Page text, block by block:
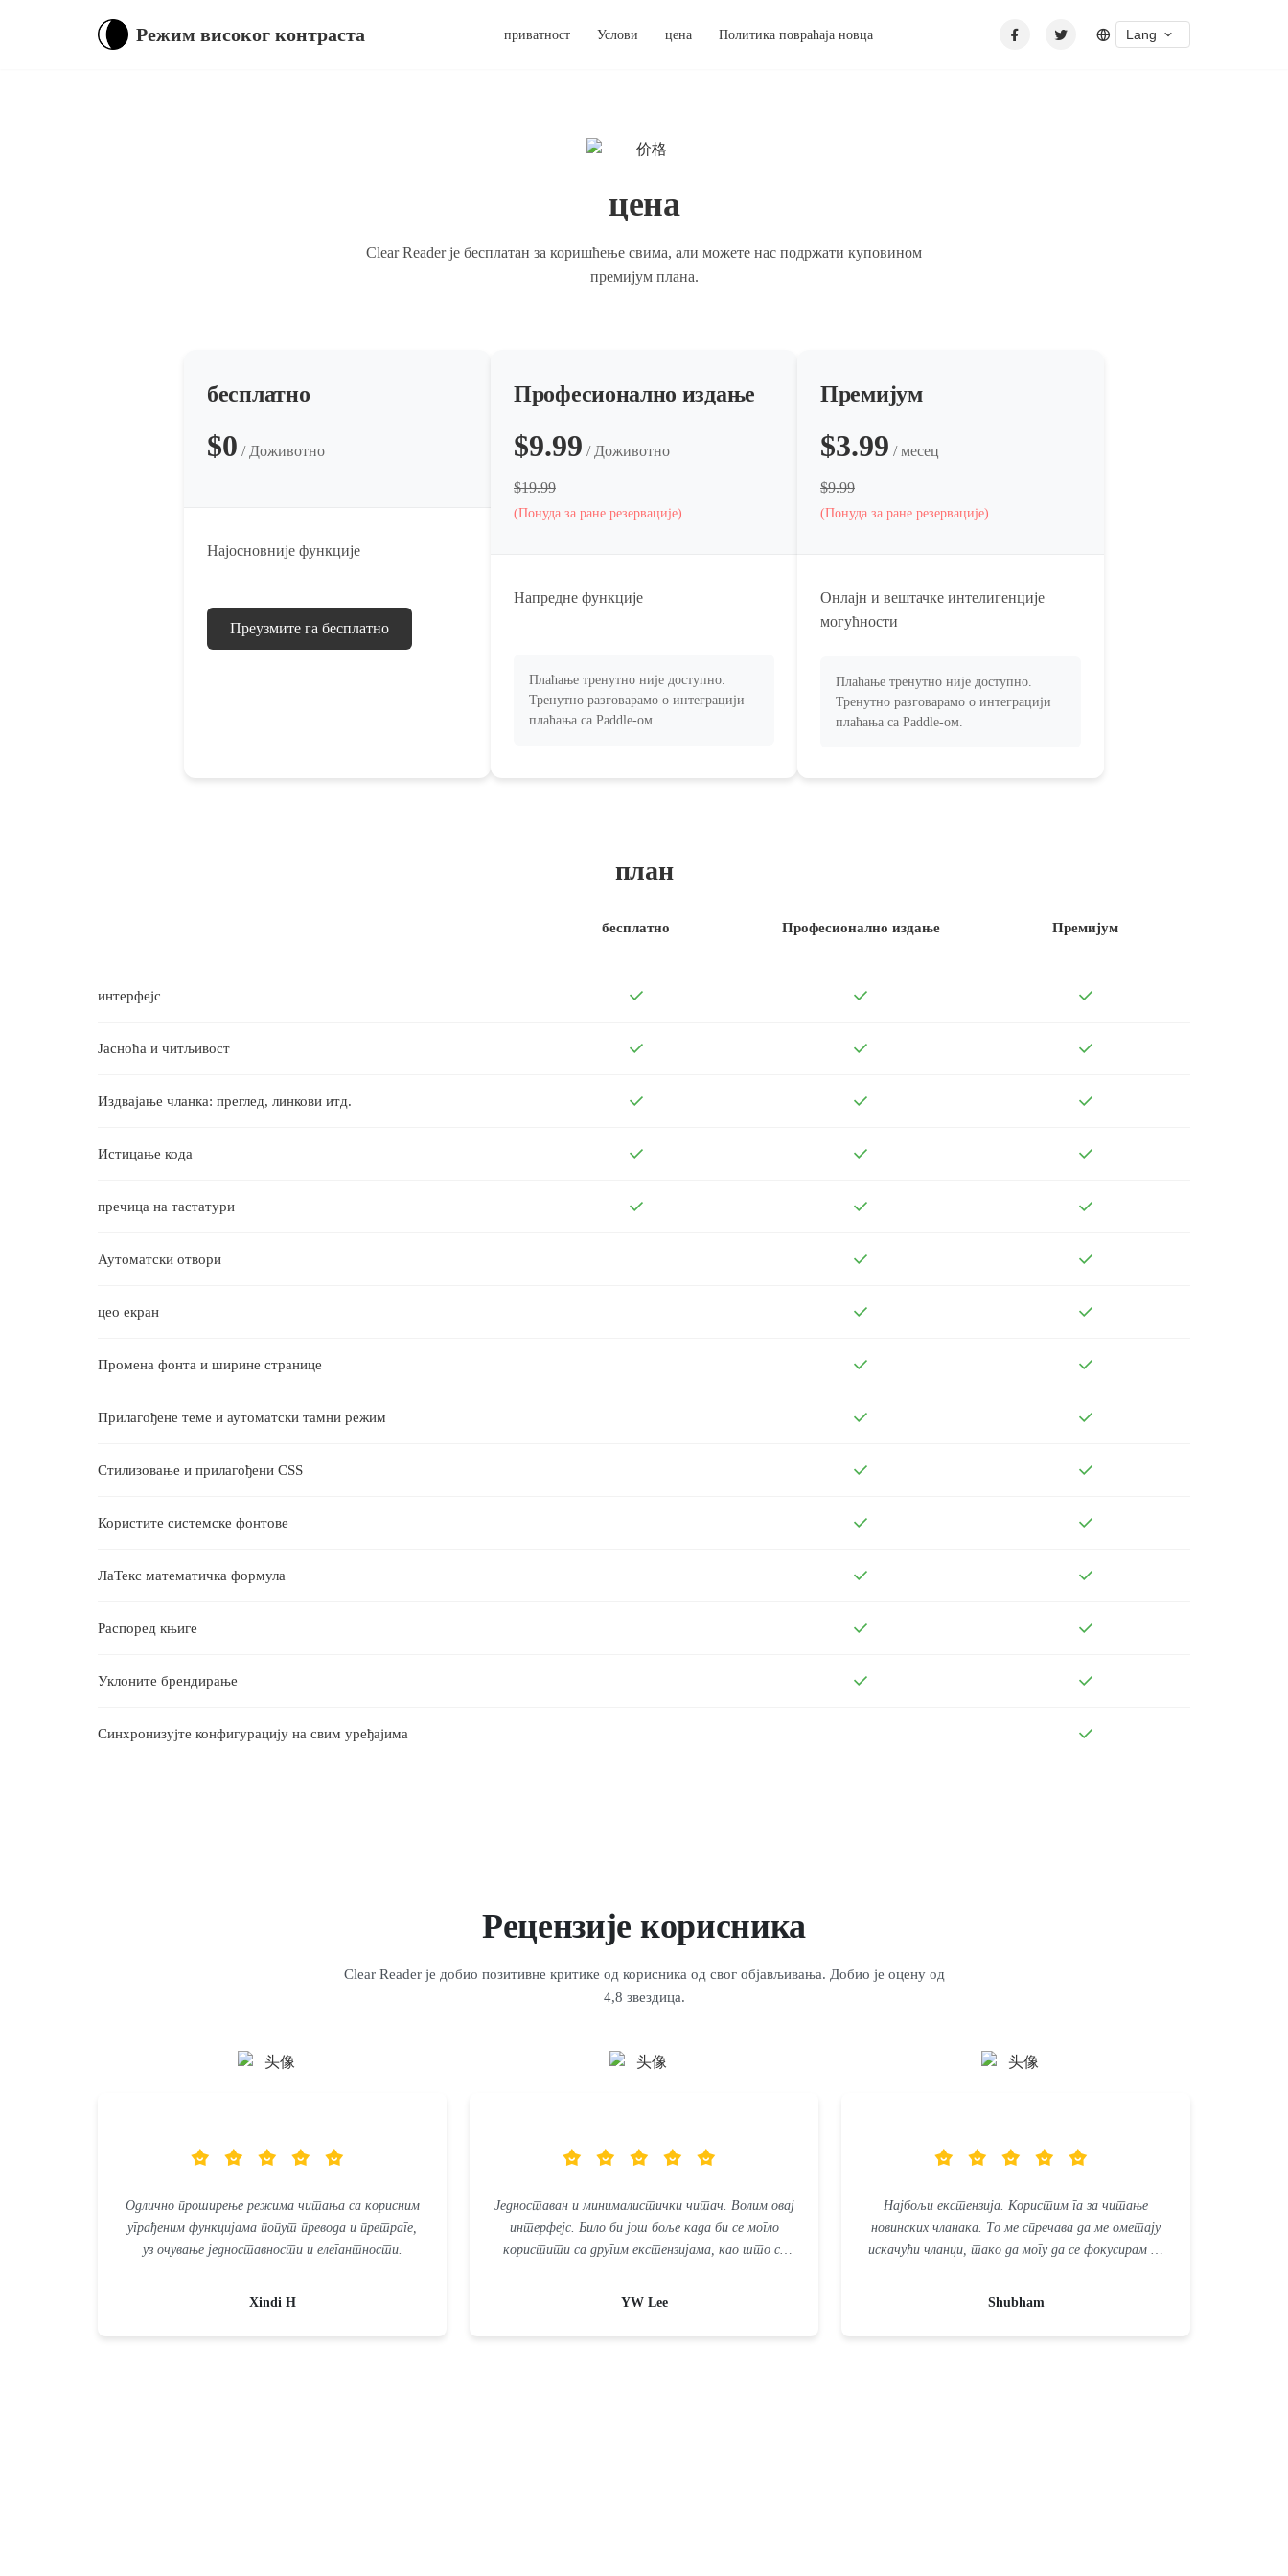
Режим високог контраста приватност Услови цена Политика повраћаја новца Lang
цена
Clear Reader је бесплатан за коришћење свима, али можете нас подржати куповином
премијум плана.
бесплатно
$0 / Доживотно
Најосновније функције
Преузмите га бесплатно
Професионално издање
$9.99 / Доживотно
$19.99
(Понуда за ране резервације)
Напредне функције
Плаћање тренутно није доступно.
Тренутно разговарамо о интеграцији
плаћања са Paddle-ом.
Премијум
$3.99 / месец
$9.99
(Понуда за ране резервације)
Онлајн и вештачке интелигенције
могућности
Плаћање тренутно није доступно.
Тренутно разговарамо о интеграцији
плаћања са Paddle-ом.
план
бесплатно Професионално издање Премијум
интерфејс
Јасноћа и читљивост
Издвајање чланка: преглед, линкови итд.
Истицање кода
пречица на тастатури
Аутоматски отвори
цео екран
Промена фонта и ширине странице
Прилагођене теме и аутоматски тамни режим
Стилизовање и прилагођени CSS
Користите системске фонтове
ЛаТекс математичка формула
Распоред књиге
Уклоните брендирање
Синхронизујте конфигурацију на свим уређајима
Рецензије корисника
Clear Reader је добио позитивне критике од корисника од свог објављивања. Добио је оцену од
4,8 звездица.
Одлично проширење режима читања са корисним
уграђеним функцијама попут превода и претраге,
уз очување једноставности и елегантности.
Xindi H
Једноставан и минималистички читач. Волим овај
интерфејс. Било би још боље када би се могло
користити са другим екстензијама, као што су
YW Lee
Најбољи екстензија. Користим га за читање
новинских чланака. То ме спречава да ме ометају
искачући чланци, тако да могу да се фокусирам на
Shubham